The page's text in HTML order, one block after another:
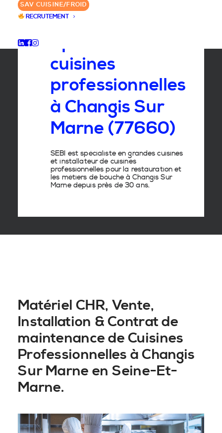
SAV CUISINE/FROID
RECRUTEMENTGROUPE SEBI
Spécialiste
cuisines
professionnelles
à Changis Sur
Marne (77660)
SEBI est spécialiste en grandes cuisines
et installateur de cuisines
professionnelles pour la restauration et
les métiers de bouche à Changis Sur
Marne depuis près de 30 ans.
Matériel CHR, Vente,
Installation & Contrat de
maintenance de Cuisines
Professionnelles à Changis
Sur Marne en Seine-Et-
Marne.